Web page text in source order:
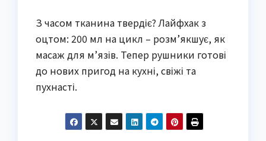
З часом тканина твердіє? Лайфхак з
оцтом: 200 мл на цикл – розм’якшує, як
масаж для м’язів. Тепер рушники готові
до нових пригод на кухні, свіжі та
пухнасті.